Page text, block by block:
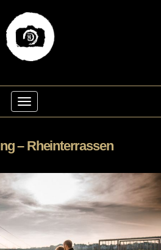
Toggle Navigation
– Rheinterrassen